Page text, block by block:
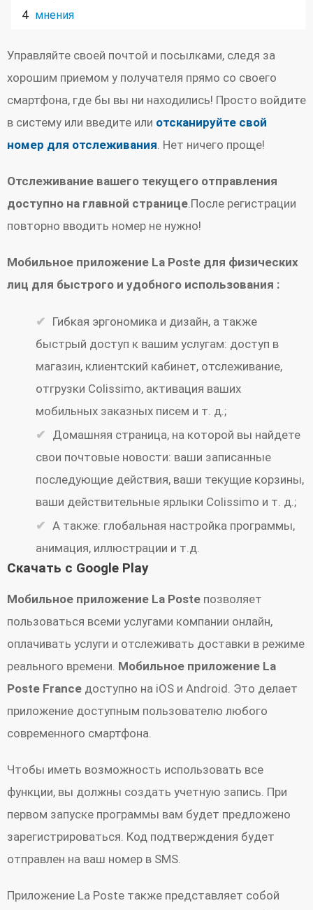
4 мнения
Управляйте своей почтой и посылками, следя за
хорошим приемом у получателя прямо со своего
смартфона, где бы вы ни находились! Просто войдите
в систему или введите или отсканируйте свой
номер для отслеживания. Нет ничего проще!
Отслеживание вашего текущего отправления
доступно на главной странице.После регистрации
повторно вводить номер не нужно!
Мобильное приложение La Poste для физических
лиц для быстрого и удобного использования :
Гибкая эргономика и дизайн, а также
быстрый доступ к вашим услугам: доступ в
магазин, клиентский кабинет, отслеживание,
отгрузки Colissimo, активация ваших
мобильных заказных писем и т. д.;
Домашняя страница, на которой вы найдете
свои почтовые новости: ваши записанные
последующие действия, ваши текущие корзины,
ваши действительные ярлыки Colissimo и т. д.;
А также: глобальная настройка программы,
анимация, иллюстрации и т.д.
Скачать с Google Play
Мобильное приложение La Poste позволяет
пользоваться всеми услугами компании онлайн,
оплачивать услуги и отслеживать доставки в режиме
реального времени. Мобильное приложение La
Poste France доступно на iOS и Android. Это делает
приложение доступным пользователю любого
современного смартфона.
Чтобы иметь возможность использовать все
функции, вы должны создать учетную запись. При
первом запуске программы вам будет предложено
зарегистрироваться. Код подтверждения будет
отправлен на ваш номер в SMS.
Приложение La Poste также представляет собой